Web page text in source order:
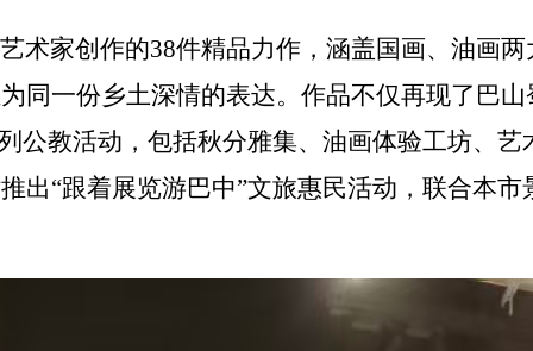
术家创作的38件精品力作，涵盖国画、油画
同一份乡土深情的表达。作品不仅再现了巴
公教活动，包括秋分雅集、油画体验工坊、
出“跟着展览游巴中”文旅惠民活动，联合本